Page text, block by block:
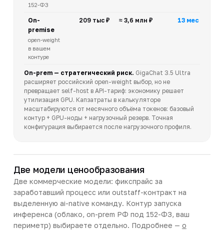
152-ФЗ
On-
premise
open-weight
в вашем
контуре
209 тыс ₽ ≈ 3,6 млн ₽ 13 мес
On-prem — стратегический риск. GigaChat 3.5 Ultra
расширяет российский open-weight выбор, но не
превращает self-host в API-тариф: экономику решает
утилизация GPU. Капзатраты в калькуляторе
масштабируются от месячного объёма токенов: базовый
контур + GPU-ноды + нагрузочный резерв. Точная
конфигурация выбирается после нагрузочного профиля.
Две модели ценообразования
Две коммерческие модели: фикспрайс за
заработавший процесс или outstaff-контракт на
выделенную ai-native команду. Контур запуска
инференса (облако, on-prem РФ под 152-ФЗ, ваш
периметр) выбираете отдельно. Подробнее — о